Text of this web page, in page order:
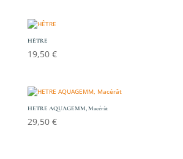
HÊTRE
19,50 €
HETRE AQUAGEMM, Macérât
29,50 €